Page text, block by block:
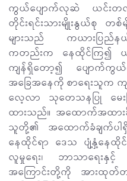
ကွယ်ပျောက်လုဆဲ ယင်းတ
တိုင်းရင်းသားမျိုးနွယ်စု တ
များသည် ကယားပြည်
ကတည်းက နေထိုင်ကြ၍ ယခု
ကျန်ရှိတော့၍ ပျောက်
အခြေအနေကို စာရေးသူက က
လေ့လာ သုတေသနပြု မေးမြ
ထားသည်။ အထောက်အထား
သူတို့၏ အထောက်ခံချက်ပါ
နေထိုင်ရာ ဒေသ ပျံ့နှံ့နေထိုင်မှု
လူမှုရေး၊ ဘာသာရေးနှင့်
အကြောင်းတို့ကို အားထုတ်တ